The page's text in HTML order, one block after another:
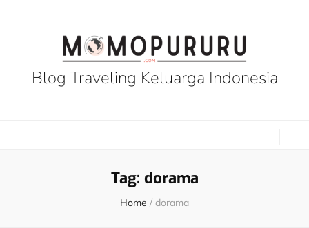
Blog Traveling Keluarga Indonesia
Tag: dorama
Home / dorama